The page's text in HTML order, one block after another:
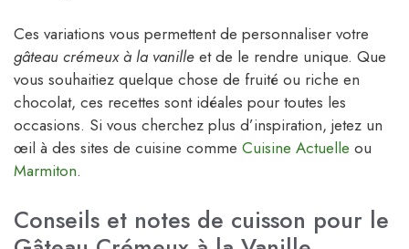
Ces variations vous permettent de personnaliser votre
gâteau crémeux à la vanille et de le rendre unique. Que
vous souhaitiez quelque chose de fruité ou riche en
chocolat, ces recettes sont idéales pour toutes les
occasions. Si vous cherchez plus d’inspiration, jetez un
œil à des sites de cuisine comme Cuisine Actuelle ou
Marmiton.
Conseils et notes de cuisson pour le